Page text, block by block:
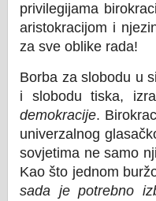
privilegijama
aristokracijom i
za sve oblike rada!
Borba za slobodu u
i slobodu tiska,
demokracije.
univerzalnog
sovjetima ne samo
Kao što jednom
sada je potrebno